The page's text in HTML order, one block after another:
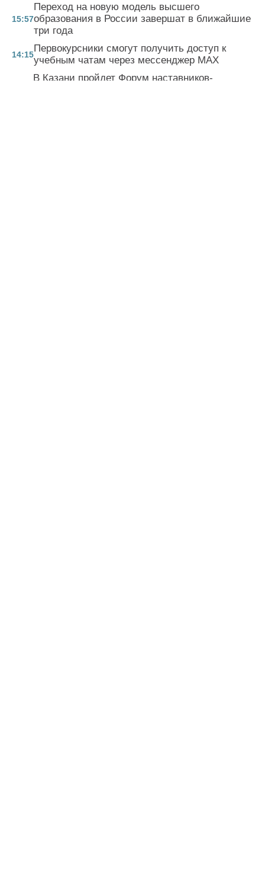
15:57
Переход на новую модель высшего
образования в России завершат в ближайшие
три года
14:15
Первокурсники смогут получить доступ к
учебным чатам через мессенджер MAX
В Казани пройдет Форум наставников-